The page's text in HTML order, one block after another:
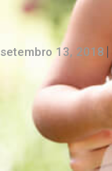
setembro 13, 2018